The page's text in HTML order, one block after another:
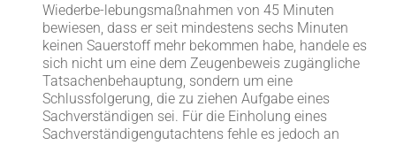
Wiederbe-lebungsmaßnahmen von 45 Minuten
bewiesen, dass er seit mindestens sechs Minuten
keinen Sauerstoff mehr bekommen habe, handele es
sich nicht um eine dem Zeugenbeweis zugängliche
Tatsachenbehauptung, sondern um eine
Schlussfolgerung, die zu ziehen Aufgabe eines
Sachverständigen sei. Für die Einholung eines
Sachverständigengutachtens fehle es jedoch an